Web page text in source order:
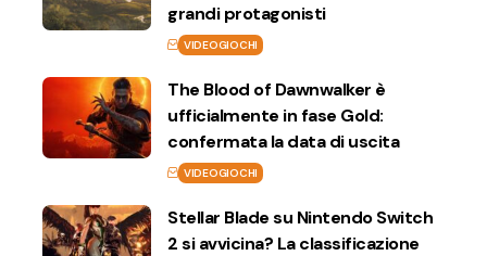
grandi protagonisti
VIDEOGIOCHI
The Blood of Dawnwalker è
ufficialmente in fase Gold:
confermata la data di uscita
VIDEOGIOCHI
Stellar Blade su Nintendo Switch
2 si avvicina? La classificazione